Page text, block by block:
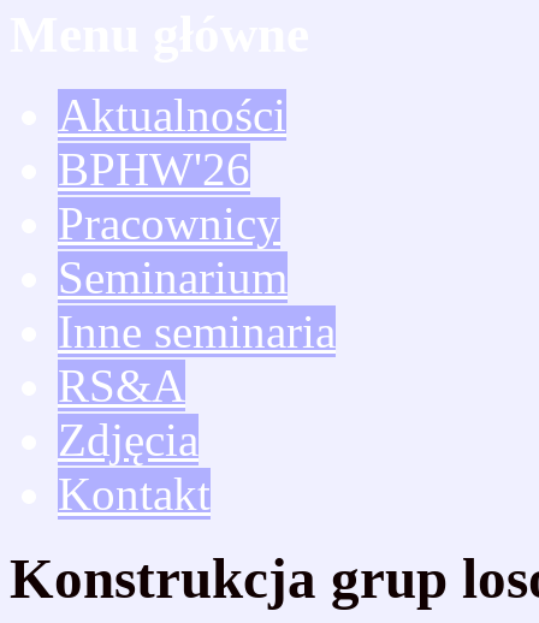
Aktualności
BPHW'26
Pracownicy
Seminarium
Inne seminaria
RS&A
Zdjęcia
Kontakt
Konstrukcja grup